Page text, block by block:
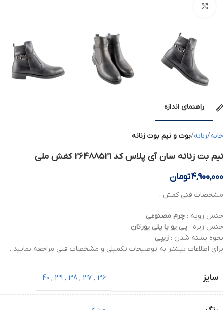
راهنمای اندازه
خانه زنانه بوت و نیم بوت زنانه
نیم بت زنانه سان آی پلاس کد 26488521 کفش ملی
4,900,000تومان
مشخصات فنی کفش :
جنس رویه : چرم مصنوعی
جنس زیره : پی یو یا پلی یورتان
نحوه بسته شدن : زیپی
برای اطلاعات بیشتر به توضیحات تکمیلی و مشخصات فنی مراجعه نمایید .
سایز 36
,
37
,
38
,
39
,
40